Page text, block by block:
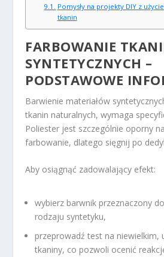
Pomysły na projekty DIY z
tkanin
FARBOWANIE
SYNTETYCZNYCH –
PODSTAWOWE
Barwienie materiałów
tkanin naturalnych, wymaga
Poliester jest szczególnie oporny
farbowanie, dlatego sięgnij po
Aby osiągnąć zadowalający efekt:
wybierz barwnik przeznaczony
rodzaju syntetyku,
przeprowadź test na niewielkim,
tkaniny, co pozwoli ocenić